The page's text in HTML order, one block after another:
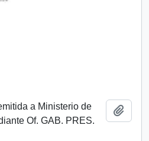
a Ministerio de
Of. GAB. PRES.